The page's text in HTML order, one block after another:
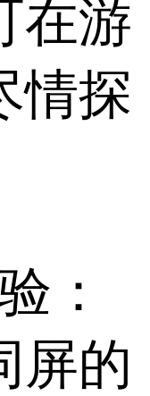
在游
情探
：
屏的